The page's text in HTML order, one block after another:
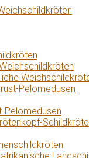
Pelomedusen
Pelomedusen